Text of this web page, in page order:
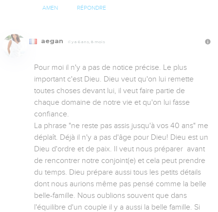
AMEN RÉPONDRE
aegan Il y a 6 ans, 8 mois
Pour moi il n'y a pas de notice précise. Le plus
important c'est Dieu. Dieu veut qu'on lui remette
toutes choses devant lui, il veut faire partie de
chaque domaine de notre vie et qu'on lui fasse
confiance.
La phrase "ne reste pas assis jusqu'à vos 40 ans" me
déplaît. Déjà il n'y a pas d'âge pour Dieu! Dieu est un
Dieu d'ordre et de paix. Il veut nous préparer  avant
de rencontrer notre conjoint(e) et cela peut prendre
du temps. Dieu prépare aussi tous les petits détails
dont nous aurions même pas pensé comme la belle
belle-famille. Nous oublions souvent que dans
l'équilibre d'un couple il y a aussi la belle famille. Si